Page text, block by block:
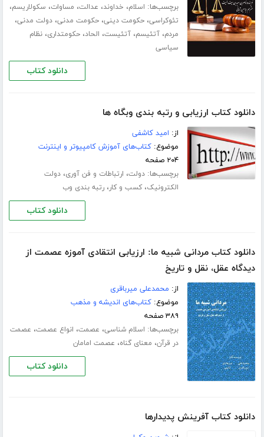
برچسب‌ها: اسلام، خداوند، عدالت، مساوات، سکولاریسم،
تئوکراسی،حکومت دینی،حکومت مدنی،دولت مدنی،
مردم،آتئیسم،آتئیست، الحاد،حکومتداری،نظام
سیاسی
دانلود کتاب
دانلود کتاب ارزیابی و رتبه بندی وبگاه ها
از: امید کاشفی
موضوع:کتاب‌های آموزش کامپیوتر و اینترنت
۲۰۴ صفحه
برچسب‌ها:دولت، ارتباطات و فن آوری،دولت
الکترونیک،کسب و کار،رتبه بندی وب
دانلود کتاب
دانلود کتاب مردانی شبیه ما: ارزیابی انتقادی آموزه عصمت از
دیدگاه عقل، نقل و تاریخ
از: محمدعلی میرباقری
موضوع:کتاب‌های اندیشه و مذهب
۳۸۹ صفحه
برچسب‌ها: اسلام شناسی، عصمت، انواع عصمت، عصمت
در قرآن، معنای گناه، عصمت امامان
دانلود کتاب
دانلود کتاب آفرینش پدیدارها